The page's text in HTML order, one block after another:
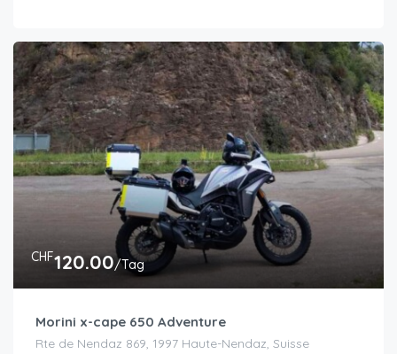
CHF120.00/Tag
Morini x-cape 650 Adventure
Rte de Nendaz 869, 1997 Haute-Nendaz, Suisse